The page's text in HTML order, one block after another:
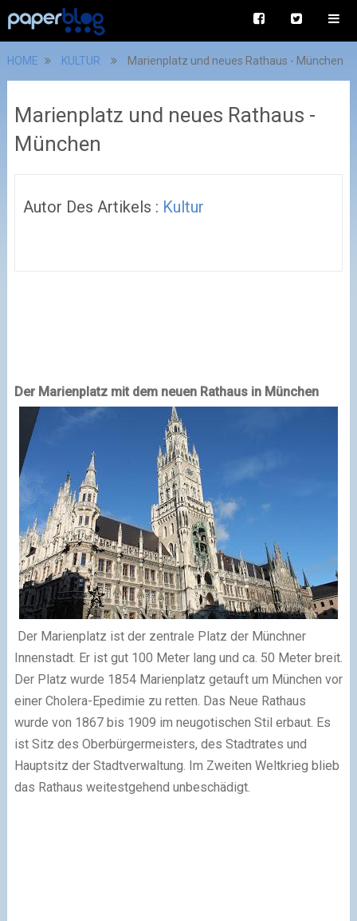
HOME KULTUR Marienplatz und neues Rathaus - München
Marienplatz und neues Rathaus -
München
Autor Des Artikels : Kultur
Der Marienplatz mit dem neuen Rathaus in München
Der Marienplatz ist der zentrale Platz der Münchner
Innenstadt. Er ist gut 100 Meter lang und ca. 50 Meter breit.
Der Platz wurde 1854 Marienplatz getauft um München vor
einer Cholera-Epedimie zu retten. Das Neue Rathaus
wurde von 1867 bis 1909 im neugotischen Stil erbaut. Es
ist Sitz des Oberbürgermeisters, des Stadtrates und
Hauptsitz der Stadtverwaltung. Im Zweiten Weltkrieg blieb
das Rathaus weitestgehend unbeschädigt.